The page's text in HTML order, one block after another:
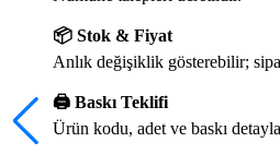
📦 Stok & Fiyat
Anlık değişiklik gösterebilir;
🖨️ Baskı Teklifi
Ürün kodu, adet ve baskı